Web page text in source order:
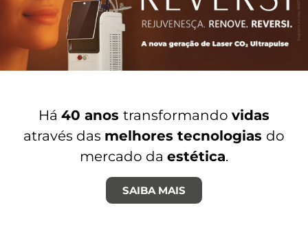
Há 40 anos transformando vidas
através das melhores tecnologias do
mercado da estética.
SAIBA MAIS